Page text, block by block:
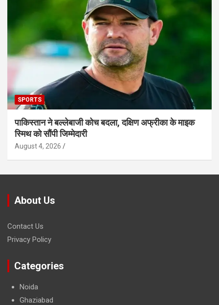
SPORTS
पाकिस्तान ने बल्लेबाजी कोच बदला, दक्षिण अफ्रीका के माइक
स्मिथ को सौंपी जिम्मेदारी
August 4, 2026
About Us
Contact Us
Privacy Policy
Categories
Noida
Ghaziabad